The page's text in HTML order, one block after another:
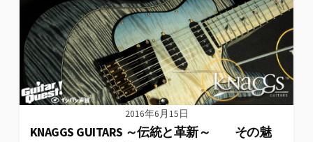
2016年6月15日
KNAGGS GUITARS ～伝統と革新～ その魅